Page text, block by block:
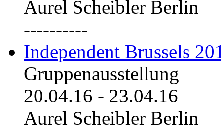
Aurel Scheibler Berlin
----------
Independent Brussels
Gruppenausstellung
20.04.16 - 23.04.16
Aurel Scheibler Berlin